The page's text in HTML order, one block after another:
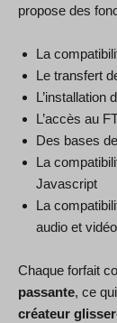
propose des
La
Le transfert
L’installation
L’accès au
Des bases
La
Javascript
La
audio et vidéo
Chaque forfait
passante, ce
créateur